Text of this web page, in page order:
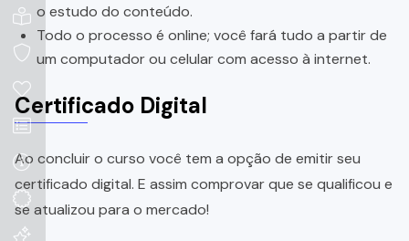
o estudo do conteúdo.
Todo o processo é online; você fará tudo a partir de
um computador ou celular com acesso à internet.
Certificado Digital
Ao concluir o curso você tem a opção de emitir seu
certificado digital. E assim comprovar que se qualificou e
se atualizou para o mercado!